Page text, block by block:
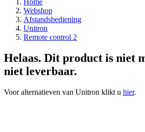
Home
Webshop
Afstandsbediening
Unitron
Remote control 2
Helaas. Dit product is niet
niet leverbaar.
Voor alternatieven van Unitron klikt u hier.